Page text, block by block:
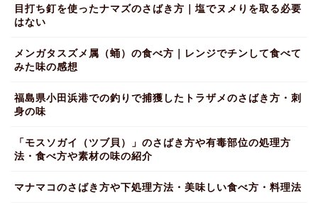
目打ち釘を使ったナマズのさばき方｜塩でヌメりを取る必要
はない
メンガタスズメ属（蛹）の食べ方｜レンジでチンして食べて
みた味の感想
福島県小田浜港での釣りで捕獲したトラザメのさばき方・刺
身の味
「モスソガイ（ツブ貝）」のさばき方や有毒部位の処理方
法・食べ方や素材の味の紹介
マナマコのさばき方や下処理方法・美味しい食べ方・料理法